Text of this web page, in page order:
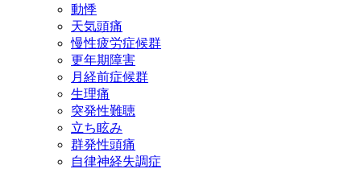
動悸
天気頭痛
慢性疲労症候群
更年期障害
月経前症候群
生理痛
突発性難聴
立ち眩み
群発性頭痛
自律神経失調症